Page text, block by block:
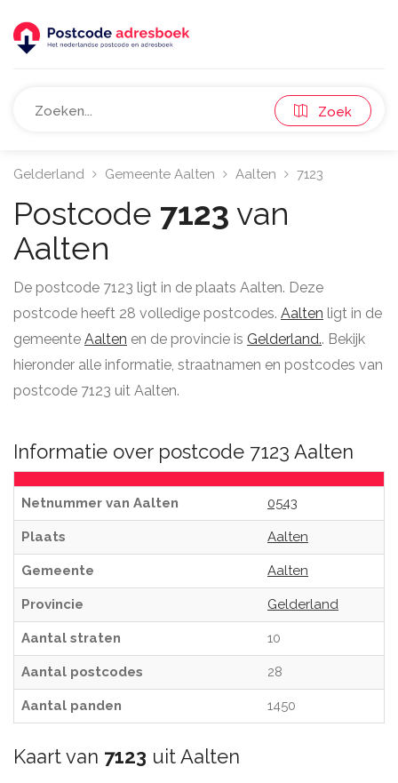
Zoek
Gelderland Gemeente Aalten Aalten 7123
Postcode 7123 van
Aalten
De postcode 7123 ligt in de plaats Aalten. Deze
postcode heeft 28 volledige postcodes. Aalten ligt in de
gemeente Aalten en de provincie is Gelderland.. Bekijk
hieronder alle informatie, straatnamen en postcodes van
postcode 7123 uit Aalten.
Informatie over postcode 7123 Aalten
Netnummer van Aalten 0543
Plaats Aalten
Gemeente Aalten
Provincie Gelderland
Aantal straten 10
Aantal postcodes 28
Aantal panden 1450
Kaart van 7123 uit Aalten